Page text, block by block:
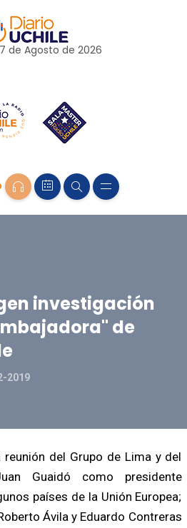
de Agosto de 2026
investigación
de
2019
reunión del Grupo de Lima y del
Guaidó como presidente
países de la Unión Europea;
Ávila y Eduardo Contreras